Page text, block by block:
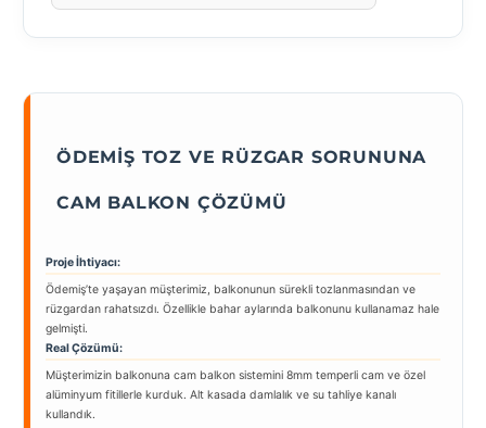
ÖDEMIŞ TOZ VE RÜZGAR SORUNUNA
CAM BALKON ÇÖZÜMÜ
Proje İhtiyacı:
Ödemiş’te yaşayan müşterimiz, balkonunun sürekli tozlanmasından ve
rüzgardan rahatsızdı. Özellikle bahar aylarında balkonunu kullanamaz hale
gelmişti.
Real Çözümü:
Müşterimizin balkonuna cam balkon sistemini 8mm temperli cam ve özel
alüminyum fitillerle kurduk. Alt kasada damlalık ve su tahliye kanalı
kullandık.